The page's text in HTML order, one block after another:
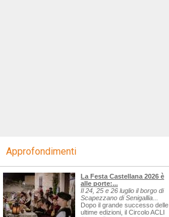
Approfondimenti
La Festa Castellana 2026 è
alle porte:...
Il 24, 25 e 26 luglio il borgo di
Scapezzano di Senigallia...
Dopo il grande successo delle
ultime edizioni, il Circolo ACLI